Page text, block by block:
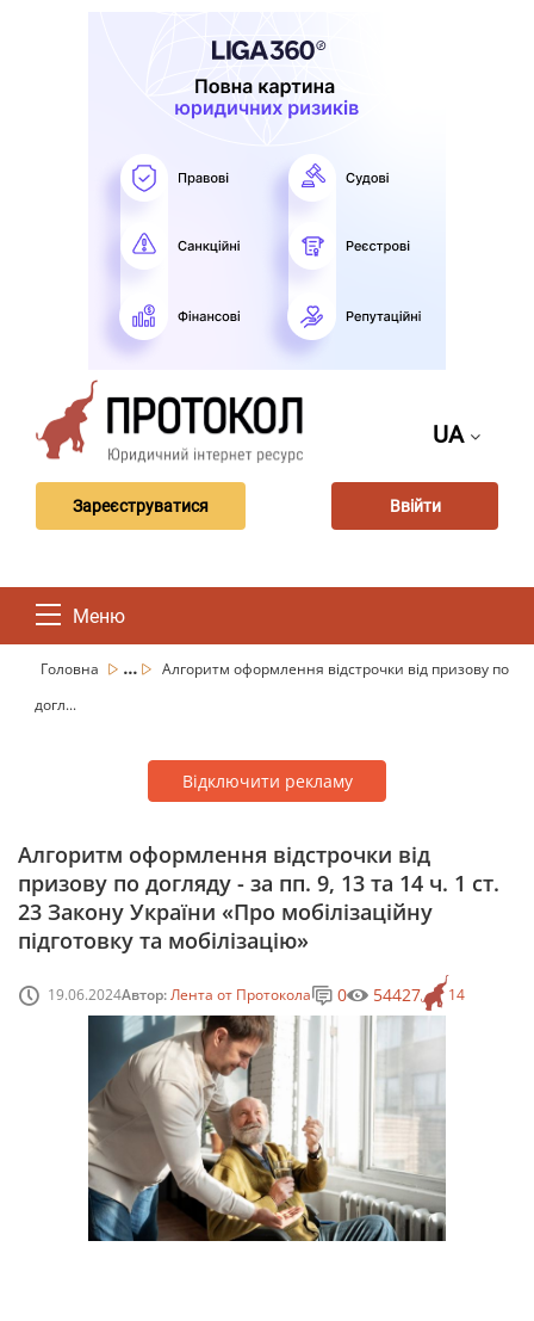
UA
Зареєструватися Ввійти
Меню
Головна ...
Алгоритм оформлення відстрочки від призову по
догл...
Відключити рекламу
Алгоритм оформлення відстрочки від
призову по догляду - за пп. 9, 13 та 14 ч. 1 ст.
23 Закону України «Про мобілізаційну
підготовку та мобілізацію»
19.06.2024Автор:Лента от Протокола 14
0 54427